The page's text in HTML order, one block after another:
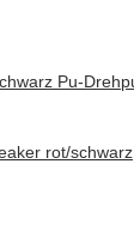
rot/schwarz